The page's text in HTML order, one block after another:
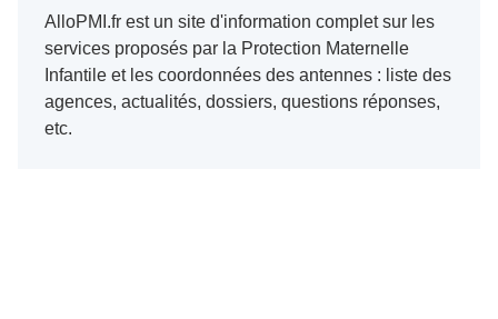
AlloPMI.fr est un site d'information complet sur les
services proposés par la Protection Maternelle
Infantile et les coordonnées des antennes : liste des
agences, actualités, dossiers, questions réponses,
etc.